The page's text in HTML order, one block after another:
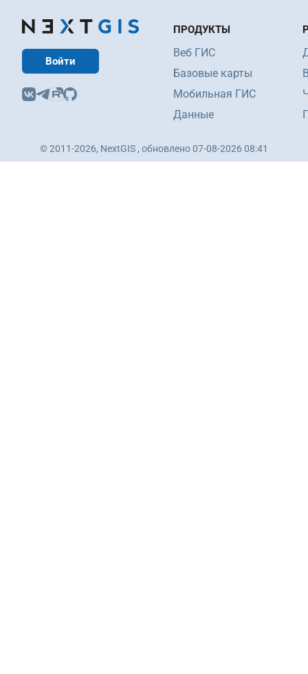
Войти
ПРОДУКТЫ
Веб ГИС
Базовые карты
Мобильная ГИС
Данные
© 2011-2026, NextGIS , обновлено 07-08-2026 08:41